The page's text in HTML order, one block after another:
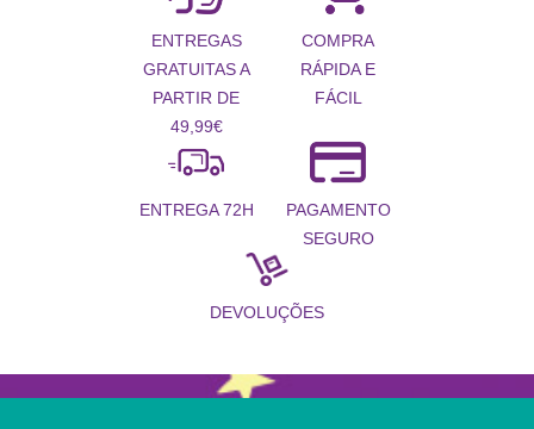
ENTREGAS
GRATUITAS A
PARTIR DE
49,99€
COMPRA
RÁPIDA E
FÁCIL
ENTREGA 72H
PAGAMENTO
SEGURO
DEVOLUÇÕES